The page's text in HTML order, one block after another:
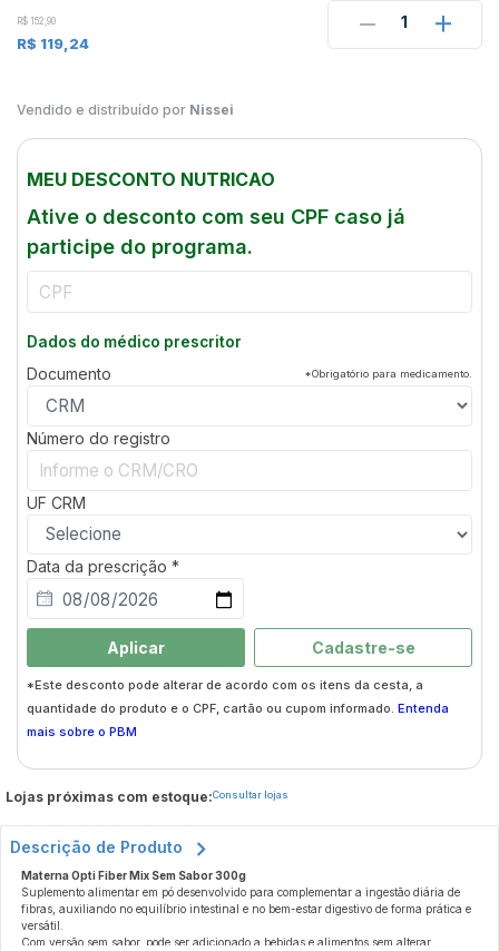
R$ 152,90
R$ 119,24
1
Vendido e distribuído por Nissei
MEU DESCONTO NUTRICAO
Ative o desconto com seu CPF caso já
participe do programa.
Dados do médico prescritor
Documento *Obrigatório para medicamento.
Número do registro
UF CRM
Data da prescrição *
Aplicar Cadastre-se
*Este desconto pode alterar de acordo com os itens da cesta, a
quantidade do produto e o CPF, cartão ou cupom informado. Entenda
mais sobre o PBM
Lojas próximas com estoque:Consultar lojas
Descrição de Produto
Materna Opti Fiber Mix Sem Sabor 300g
Suplemento alimentar em pó desenvolvido para complementar a ingestão diária de
fibras, auxiliando no equilíbrio intestinal e no bem-estar digestivo de forma prática e
versátil.
Com versão sem sabor, pode ser adicionado a bebidas e alimentos sem alterar